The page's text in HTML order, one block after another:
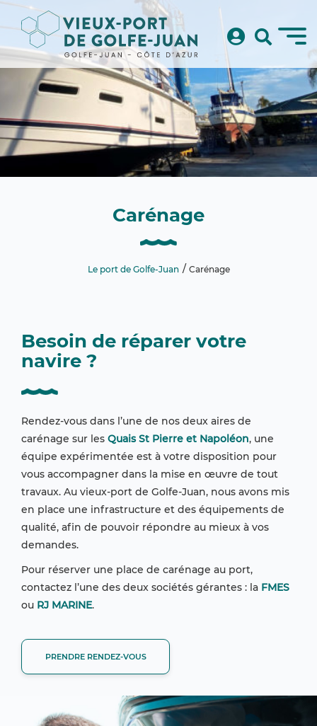
Carénage
Le port de Golfe-Juan Carénage
Besoin de réparer votre
navire ?
Rendez-vous dans l’une de nos deux aires de
carénage sur les Quais St Pierre et Napoléon, une
équipe expérimentée est à votre disposition pour
vous accompagner dans la mise en œuvre de tout
travaux. Au vieux-port de Golfe-Juan, nous avons mis
en place une infrastructure et des équipements de
qualité, afin de pouvoir répondre au mieux à vos
demandes.
Pour réserver une place de carénage au port,
contactez l’une des deux sociétés gérantes : la FMES
ou RJ MARINE.
PRENDRE RENDEZ‑VOUS